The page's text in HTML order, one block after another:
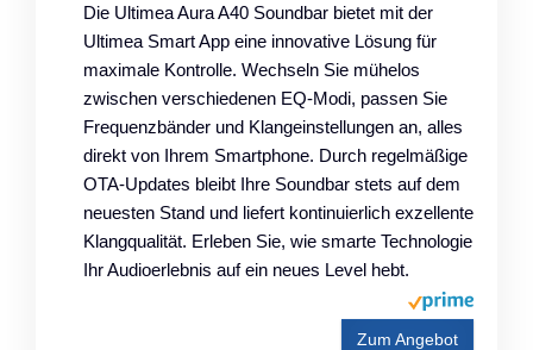
Die Ultimea Aura A40 Soundbar bietet mit der
Ultimea Smart App eine innovative Lösung für
maximale Kontrolle. Wechseln Sie mühelos
zwischen verschiedenen EQ-Modi, passen Sie
Frequenzbänder und Klangeinstellungen an, alles
direkt von Ihrem Smartphone. Durch regelmäßige
OTA-Updates bleibt Ihre Soundbar stets auf dem
neuesten Stand und liefert kontinuierlich exzellente
Klangqualität. Erleben Sie, wie smarte Technologie
Ihr Audioerlebnis auf ein neues Level hebt.
Zum Angebot